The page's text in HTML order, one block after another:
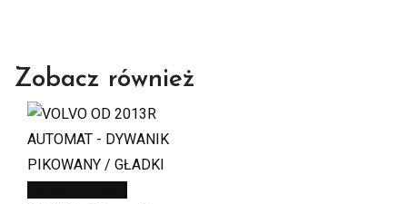
Zobacz również